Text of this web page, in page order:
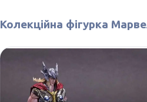
Колекційна фігурка